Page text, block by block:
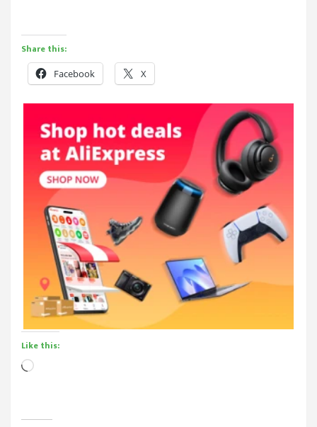
Share this:
Facebook X
Like this:
Loading…